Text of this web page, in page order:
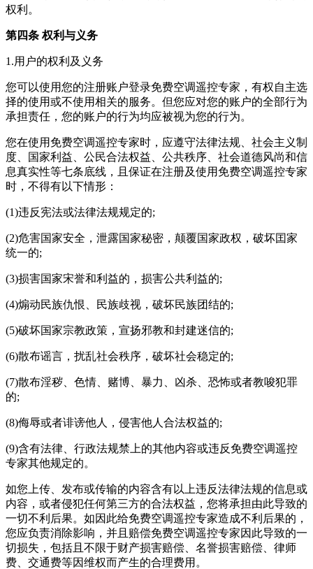
权利。
第四条 权利与义务
1.用户的权利及义务
您可以使用您的注册账户登录免费空调遥控专家，有权自主选
择的使用或不使用相关的服务。但您应对您的账户的全部行为
承担责任，您的账户的行为均应被视为您的行为。
您在使用免费空调遥控专家时，应遵守法律法规、社会主义制
度、国家利益、公民合法权益、公共秩序、社会道德风尚和信
息真实性等七条底线，且保证在注册及使用免费空调遥控专家
时，不得有以下情形：
(1)违反宪法或法律法规规定的;
(2)危害国家安全，泄露国家秘密，颠覆国家政权，破坏囯家
统一的;
(3)损害国家宋誉和利益的，损害公共利益的;
(4)煽动民族仇恨、民族歧视，破坏民族团结的;
(5)破坏国家宗教政策，宣扬邪教和封建迷信的;
(6)散布谣言，扰乱社会秩序，破坏社会稳定的;
(7)散布淫秽、色情、赌博、暴力、凶杀、恐怖或者教唆犯罪
的;
(8)侮辱或者诽谤他人，侵害他人合法权益的;
(9)含有法律、行政法规禁上的其他内容或违反免费空调遥控
专家其他规定的。
如您上传、发布或传输的内容含有以上违反法律法规的信息或
内容，或者侵犯任何第三方的合法权益，您将承担由此导致的
一切不利后果。如因此给免费空调遥控专家造成不利后果的，
您应负责消除影响，并且赔偿免费空调遥控专家因此导致的一
切损失，包括且不限于财产损害赔偿、名誉损害赔偿、律师
费、交通费等因维权而产生的合理费用。